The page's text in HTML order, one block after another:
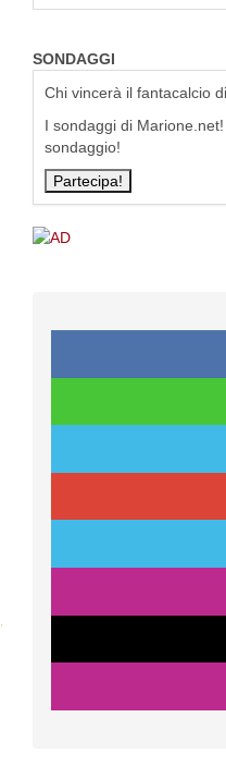
SONDAGGI
Chi vincerà il fantacalcio
I sondaggi di
sondaggio!